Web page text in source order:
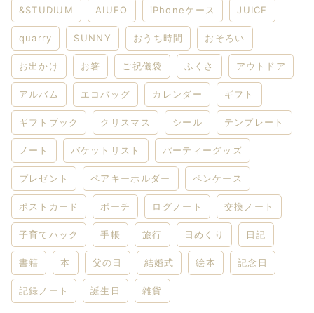
&STUDIUM AIUEO iPhoneケース JUICE
quarry SUNNY おうち時間 おそろい
お出かけ お箸 ご祝儀袋 ふくさ アウトドア
アルバム エコバッグ カレンダー ギフト
ギフトブック クリスマス シール テンプレート
ノート バケットリスト パーティーグッズ
プレゼント ペアキーホルダー ペンケース
ポストカード ポーチ ログノート 交換ノート
子育てハック 手帳 旅行 日めくり 日記
書籍 本 父の日 結婚式 絵本 記念日
記録ノート 誕生日 雑貨